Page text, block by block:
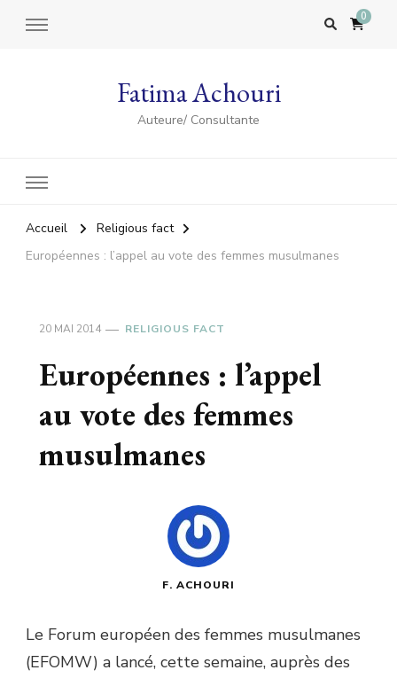
0
Fatima Achouri
Auteure/ Consultante
Accueil
Religious fact
Européennes : l’appel au vote des femmes musulmanes
20 MAI 2014 RELIGIOUS FACT
Européennes : l’appel
au vote des femmes
musulmanes
F. ACHOURI
Le Forum européen des femmes musulmanes
(EFOMW) a lancé, cette semaine, auprès des